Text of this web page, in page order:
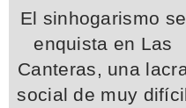
El sinhogarismo se
enquista en Las
Canteras, una
social de muy